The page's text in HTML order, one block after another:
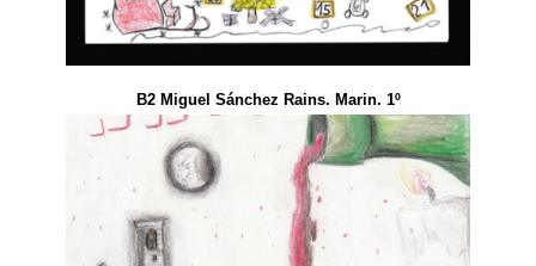
B2 Miguel Sánchez Rains. Marin. 1º